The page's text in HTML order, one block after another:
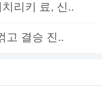
리키 료, 신..
고 결승 진..